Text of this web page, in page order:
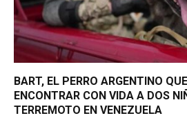
BART, EL PERRO ARGENTINO
ENCONTRAR CON VIDA A DOS
TERREMOTO EN VENEZUELA